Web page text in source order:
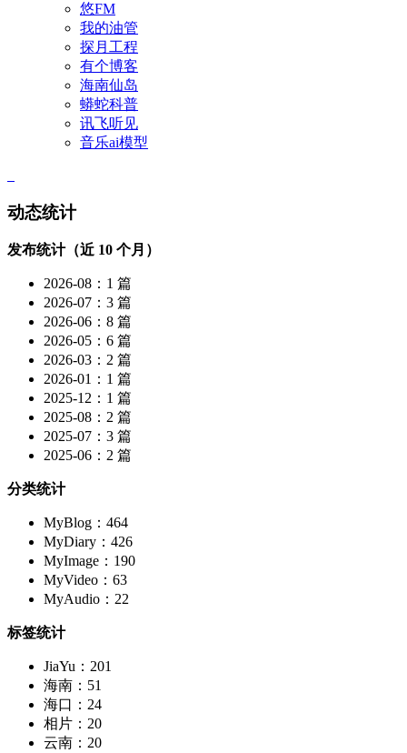
悠FM
我的油管
探月工程
有个博客
海南仙岛
蟒蛇科普
讯飞听见
音乐ai模型
动态统计
发布统计（近 10 个月）
2026-08：1 篇
2026-07：3 篇
2026-06：8 篇
2026-05：6 篇
2026-03：2 篇
2026-01：1 篇
2025-12：1 篇
2025-08：2 篇
2025-07：3 篇
2025-06：2 篇
分类统计
MyBlog：464
MyDiary：426
MyImage：190
MyVideo：63
MyAudio：22
标签统计
JiaYu：201
海南：51
海口：24
相片：20
云南：20